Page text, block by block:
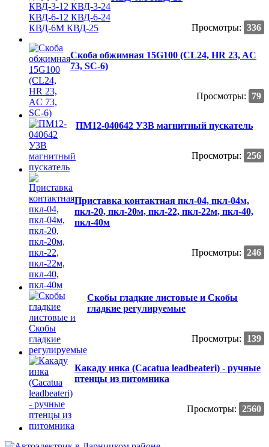
Просмотры: 336
Скоба обжимная 15G100 (CL24, HR 23, AC
73, SC-6)
Просмотры: 79
ПМ12-040642 У3В магнитный пускатель
Просмотры: 256
Приставка контактная пкл-04, пкл-04м,
пкл-20, пкл-20м, пкл-22, пкл-22м, пкл-40,
пкл-40м
Просмотры: 246
Скобы гладкие листовые и Скобы
гладкие регулируемые
Просмотры: 139
Какаду инка (Cacatua leadbeateri) - ручные
птенцы из питомника
Просмотры: 2560